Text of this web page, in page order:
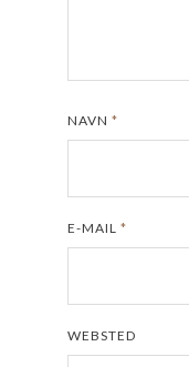
NAVN *
E-MAIL *
WEBSTED